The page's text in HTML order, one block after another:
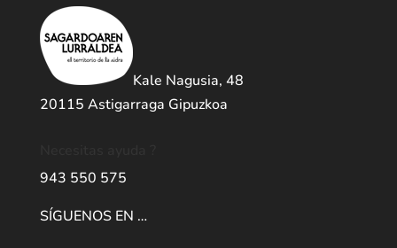
Kale Nagusia, 48
20115 Astigarraga Gipuzkoa
943 550 575
SÍGUENOS EN …